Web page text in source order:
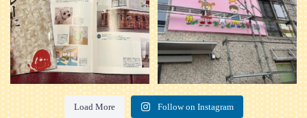
Load More Follow on Instagram